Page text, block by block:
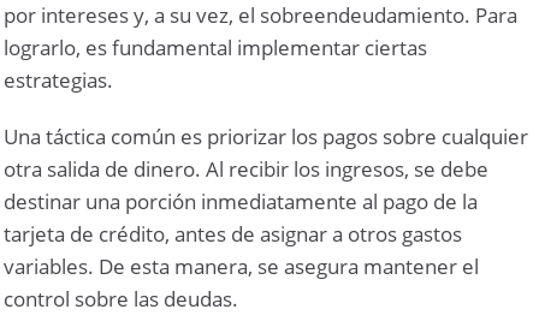
por intereses y, a su vez, el sobreendeudamiento. Para
lograrlo, es fundamental implementar ciertas
estrategias.
Una táctica común es priorizar los pagos sobre cualquier
otra salida de dinero. Al recibir los ingresos, se debe
destinar una porción inmediatamente al pago de la
tarjeta de crédito, antes de asignar a otros gastos
variables. De esta manera, se asegura mantener el
control sobre las deudas.